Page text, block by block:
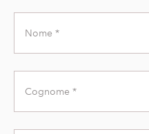
First
Last